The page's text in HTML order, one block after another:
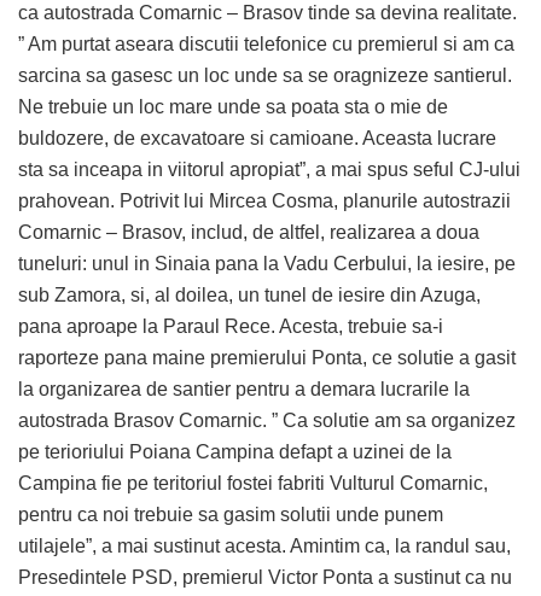
ca autostrada Comarnic – Brasov tinde sa devina realitate.
” Am purtat aseara discutii telefonice cu premierul si am ca
sarcina sa gasesc un loc unde sa se oragnizeze santierul.
Ne trebuie un loc mare unde sa poata sta o mie de
buldozere, de excavatoare si camioane. Aceasta lucrare
sta sa inceapa in viitorul apropiat”, a mai spus seful CJ-ului
prahovean. Potrivit lui Mircea Cosma, planurile autostrazii
Comarnic – Brasov, includ, de altfel, realizarea a doua
tuneluri: unul in Sinaia pana la Vadu Cerbului, la iesire, pe
sub Zamora, si, al doilea, un tunel de iesire din Azuga,
pana aproape la Paraul Rece. Acesta, trebuie sa-i
raporteze pana maine premierului Ponta, ce solutie a gasit
la organizarea de santier pentru a demara lucrarile la
autostrada Brasov Comarnic. ” Ca solutie am sa organizez
pe terioriului Poiana Campina defapt a uzinei de la
Campina fie pe teritoriul fostei fabriti Vulturul Comarnic,
pentru ca noi trebuie sa gasim solutii unde punem
utilajele”, a mai sustinut acesta. Amintim ca, la randul sau,
Presedintele PSD, premierul Victor Ponta a sustinut ca nu